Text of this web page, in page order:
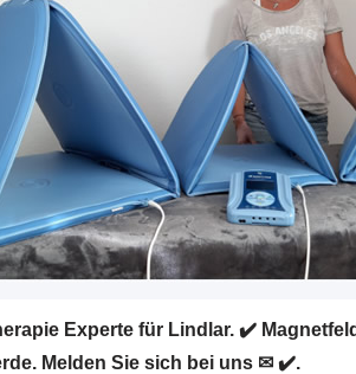
Experte für Lindlar. ✔️
Melden Sie sich bei uns ✉ ✔️.